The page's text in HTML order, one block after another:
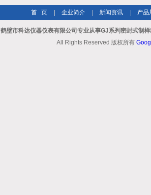
首 页 企业简介 新闻资讯 产品
鹤壁市科达仪器仪表有限公司专业从事GJ系列密封式制
All Rights Reserved 版权所有